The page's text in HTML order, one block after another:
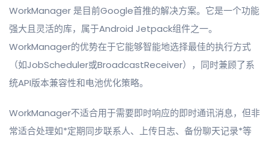
WorkManager 是目前Google首推的解决方案。它是一个功能
强大且灵活的库，属于Android Jetpack组件之一。
WorkManager的优势在于它能够智能地选择最佳的执行方式
（如JobScheduler或BroadcastReceiver），同时兼顾了系
统API版本兼容性和电池优化策略。
WorkManager不适合用于需要即时响应的即时通讯消息，但非
常适合处理如*定期同步联系人、上传日志、备份聊天记录*等